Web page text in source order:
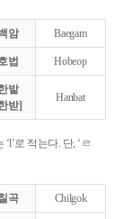
암 Baegam
법 Hobeop
밭
받]
Hanbat
로 적는다. 단, ‘ㄹ
곡 Chilgok